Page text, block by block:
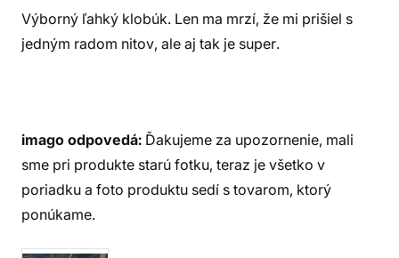
Výborný ľahký klobúk. Len ma mrzí, že mi prišiel s
jedným radom nitov, ale aj tak je super.
imago odpovedá: Ďakujeme za upozornenie, mali
sme pri produkte starú fotku, teraz je všetko v
poriadku a foto produktu sedí s tovarom, ktorý
ponúkame.